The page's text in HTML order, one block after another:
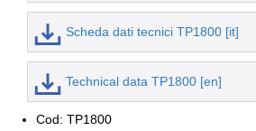
Scheda dati tecnici TP1800 [it]
Technical data TP1800 [en]
Cod: TP1800